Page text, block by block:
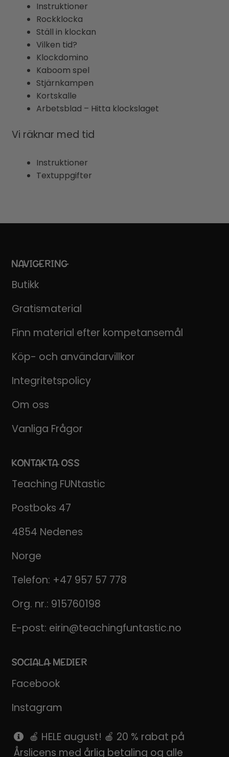
Instruktioner
Rockklocka
Ställ in klockan
Vilken tid?
Klockdomino
Kaboom spel
Stjärnkampen
Kortskalle
Arbetsblad – Hitta klockslaget
Vi räknar med tid
Instruktioner
Textuppgifter
NAVIGERING
Butikk
Gratismaterial
Finn material efter kompetansemål
Köp- och användarvillkor
Integritetspolicy
Om oss
Vanliga Frågor
KONTAKTA OSS
Teaching FUNtastic
Postboks 47
4854 Nedenes
Norge
Telefon: +47 957 57 778
Org. nr.: 915760198
E-post: eirin@teachingfuntastic.no
SOCIALA MEDIER
Facebook
Instagram
Pinterest
🍎 HELE august! 🍎 20 % rabat på
Årslicens med årlig betaling og alle